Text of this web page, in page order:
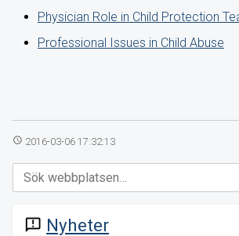
Physician Role in Child Protection
Professional Issues in Child Abuse
access_time 2016-03-06 17:32:13
announcement Nyheter